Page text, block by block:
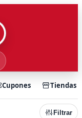
Cupones Tiendas
Filtrar